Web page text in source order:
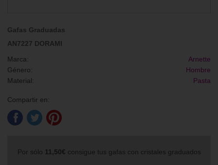
Gafas Graduadas
AN7227 DORAMI
Marca:
Arnette
Género:
Hombre
Material:
Pasta
Compartir en:
Por sólo 11,50€ consigue tus gafas con cristales graduados